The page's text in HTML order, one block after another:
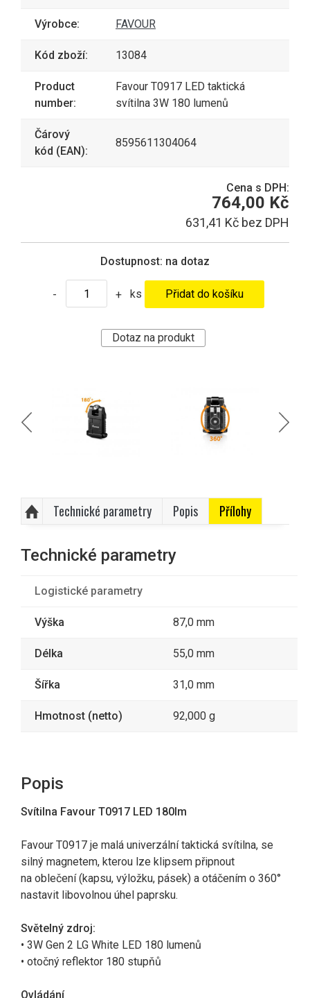
Výrobce: FAVOUR
Kód zboží: 13084
Product
number:
Favour T0917 LED taktická
svítilna 3W 180 lumenů
Čárový
kód (EAN):
8595611304064
Cena s DPH:
764,00 Kč
631,41 Kč bez DPH
Dostupnost: na dotaz
- + ks
Dotaz na produkt
Technické parametry Popis Přílohy
Technické parametry
Logistické parametry
Výška 87,0 mm
Délka 55,0 mm
Šířka 31,0 mm
Hmotnost (netto) 92,000 g
Popis
Svítilna Favour T0917 LED 180lm
Favour T0917 je malá univerzální taktická svítilna, se
silný magnetem, kterou lze klipsem připnout
na oblečení (kapsu, výložku, pásek) a otáčením o 360°
nastavit libovolnou úhel paprsku.
Světelný zdroj:
• 3W Gen 2 LG White LED 180 lumenů
• otočný reflektor 180 stupňů
Ovládání